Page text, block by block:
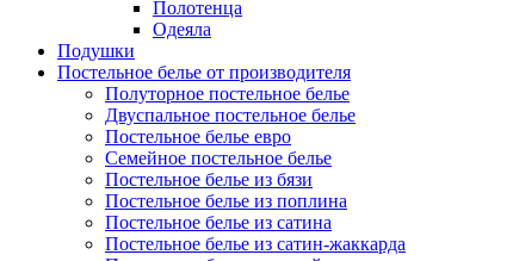
Полотенца
Одеяла
Подушки
Постельное белье от производителя
Полуторное постельное белье
Двуспальное постельное белье
Постельное белье евро
Семейное постельное белье
Постельное белье из бязи
Постельное белье из поплина
Постельное белье из сатина
Постельное белье из сатин-жаккарда